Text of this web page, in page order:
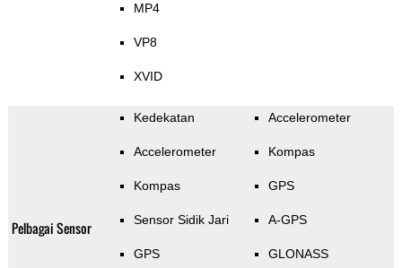
MP4
VP8
XVID
Pelbagai Sensor
Kedekatan
Accelerometer
Kompas
Sensor Sidik Jari
GPS
Accelerometer
Kompas
GPS
A-GPS
GLONASS